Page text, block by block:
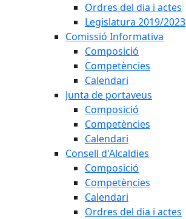
Ordres del dia i actes
Legislatura 2019/2023
Comissió Informativa
Composició
Competències
Calendari
Junta de portaveus
Composició
Competències
Calendari
Consell d'Alcaldies
Composició
Competències
Calendari
Ordres del dia i actes